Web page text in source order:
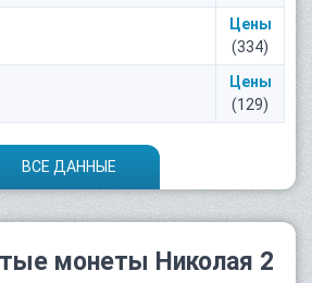
Цены
(334)
Цены
(129)
ВСЕ ДАННЫЕ
монеты Николая 2